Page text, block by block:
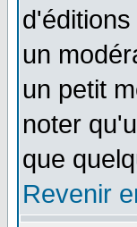
un
un petit
noter
que
Revenir